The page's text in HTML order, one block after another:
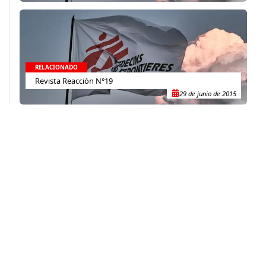
RELACIONADO
Revista Reacción N°19
29 de junio de 2015